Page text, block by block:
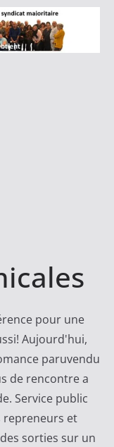
pour une
Aujourd'hui,
paruvendu
de rencontre a
Service public
repreneurs et
sorties sur un